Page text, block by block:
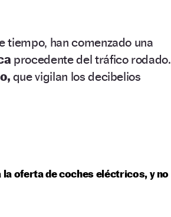
tiempo, han comenzado una
procedente del tráfico rodado.
que vigilan los decibelios
la oferta de coches eléctricos, y no